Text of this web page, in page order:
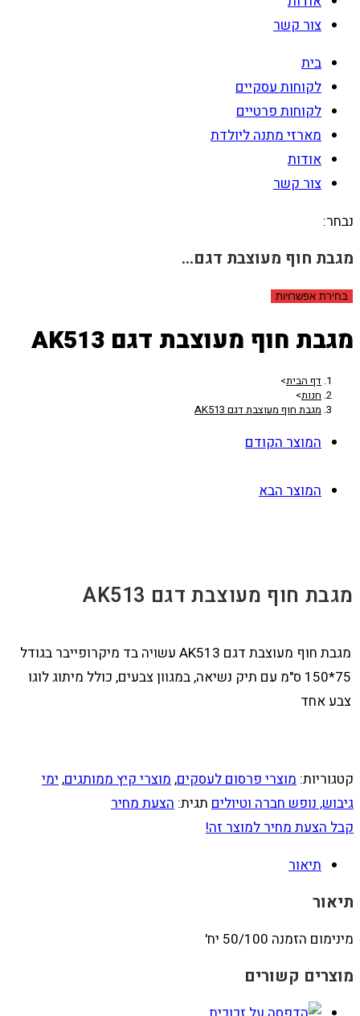
צור קשר
בית
לקוחות עסקיים
לקוחות פרטיים
מארזי מתנה ליולדת
אודות
צור קשר
נבחר:
מגבת חוף מעוצבת דגם…
בחירת אפשרויות
מגבת חוף מעוצבת דגם AK513
דף הבית>
חנות>
מגבת חוף מעוצבת דגם AK513
המוצר הקודם
המוצר הבא
מגבת חוף מעוצבת דגם AK513
מגבת חוף מעוצבת דגם AK513 עשויה בד מיקרופייבר בגודל
75*150 ס"מ עם תיק נשיאה, במגוון צבעים, כולל מיתוג לוגו
צבע אחד
קטגוריות: מוצרי פרסום לעסקים, מוצרי קיץ ממותגים, ימי
גיבוש, נופש חברה וטיולים תגית: הצעת מחיר
קבל הצעת מחיר למוצר זה!
תיאור
תיאור
מינימום הזמנה 50/100 יח'
מוצרים קשורים